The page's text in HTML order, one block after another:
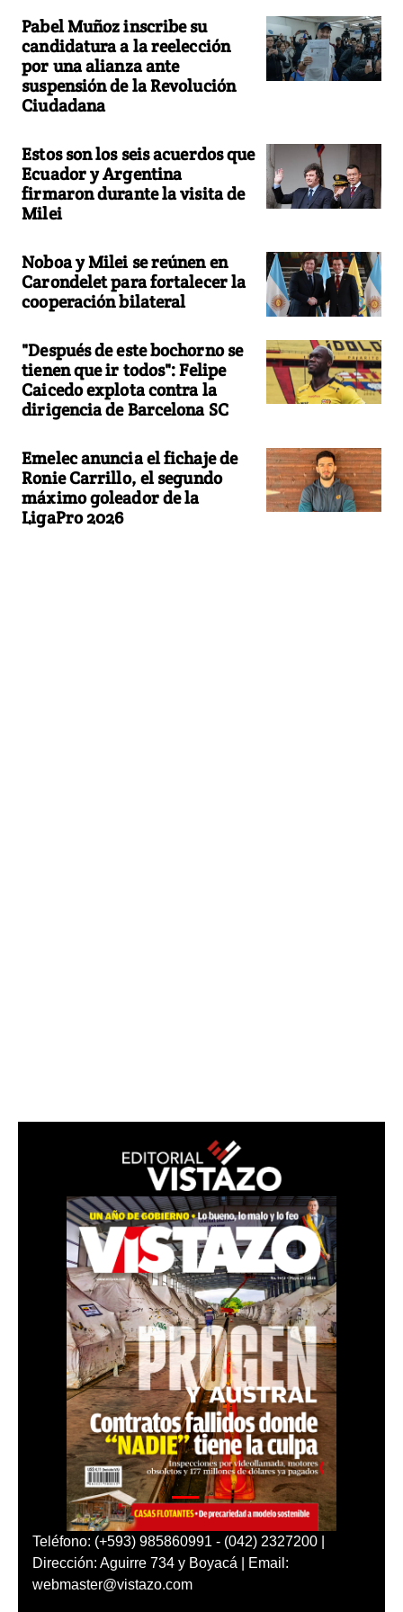
Pabel Muñoz inscribe su
candidatura a la reelección
por una alianza ante
suspensión de la Revolución
Ciudadana
Estos son los seis acuerdos que
Ecuador y Argentina
firmaron durante la visita de
Milei
Noboa y Milei se reúnen en
Carondelet para fortalecer la
cooperación bilateral
"Después de este bochorno se
tienen que ir todos": Felipe
Caicedo explota contra la
dirigencia de Barcelona SC
Emelec anuncia el fichaje de
Ronie Carrillo, el segundo
máximo goleador de la
LigaPro 2026
Teléfono: (+593) 985860991 - (042) 2327200 |
Dirección: Aguirre 734 y Boyacá | Email:
webmaster@vistazo.com